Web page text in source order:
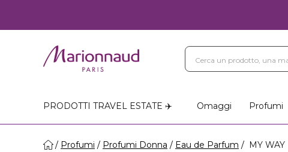
PRODOTTI TRAVEL ESTATE ✈️ Omaggi Profumi
Profumi Profumi Donna Eau de Parfum MY